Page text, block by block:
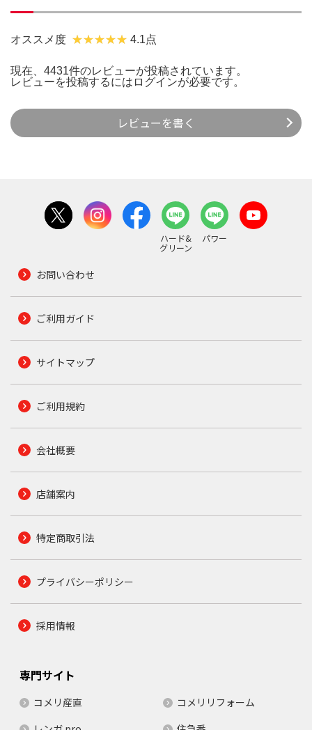
オススメ度 4.1点
現在、4431件のレビューが投稿されています。
レビューを投稿するには ログインが必要です。
レビューを書く
ハード&
グリーン
パワー
お問い合わせ
ご利用ガイド
サイトマップ
ご利用規約
会社概要
店舗案内
特定商取引法
プライバシーポリシー
採用情報
専門サイト
コメリ産直
コメリリフォーム